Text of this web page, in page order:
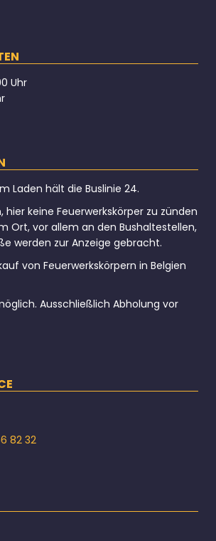
Uhr
Laden hält die Buslinie 24.
hier keine Feuerwerkskörper zu zünden
Ort, vor allem an den Bushaltestellen,
werden zur Anzeige gebracht.
von Feuerwerkskörpern in Belgien
Ausschließlich Abholung vor
82 32